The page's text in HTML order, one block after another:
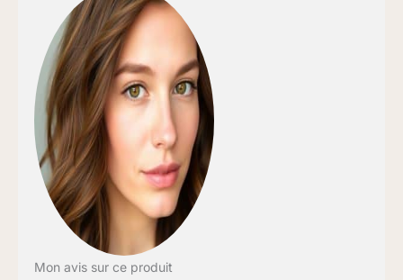
Mon avis sur ce produit